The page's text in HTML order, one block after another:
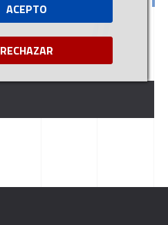
ACEPTO
RECHAZAR
//